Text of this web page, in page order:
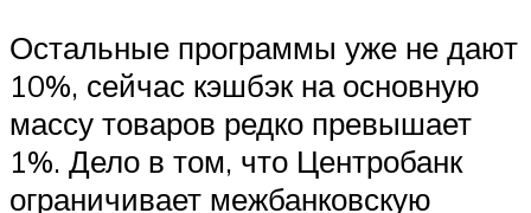
Остальные программы уже не дают
10%, сейчас кэшбэк на основную
массу товаров редко превышает
1%. Дело в том, что Центробанк
ограничивает межбанковскую